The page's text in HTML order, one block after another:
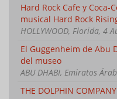
Hard Rock Cafe y
musical Hard Rock
HOLLYWOOD, Florida, 4
El Guggenheim de
del museo
ABU DHABI, Emiratos
THE DOLPHIN